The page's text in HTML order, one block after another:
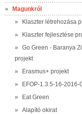
»
Magunkról
»
Klaszter létrehozása
»
Klaszter fejlesztése
»
Go Green - Baranya
projekt
»
Erasmus+ projekt
»
EFOP-1.3.5-16-2016-
»
Eat Green
»
Alapító okirat